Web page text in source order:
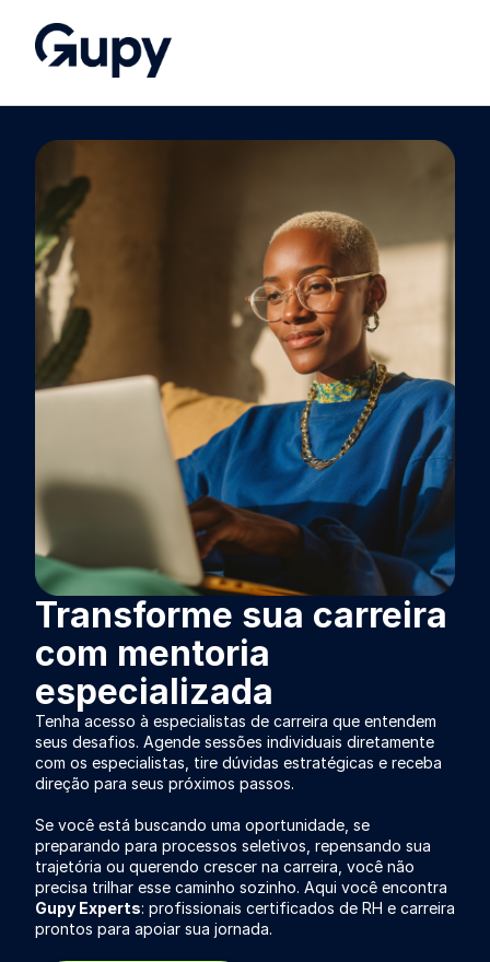
Transforme sua carreira
com mentoria
especializada
Tenha acesso à especialistas de carreira que entendem
seus desafios. Agende sessões individuais diretamente
com os especialistas, tire dúvidas estratégicas e receba
direção para seus próximos passos.
Se você está buscando uma oportunidade, se
preparando para processos seletivos, repensando sua
trajetória ou querendo crescer na carreira, você não
precisa trilhar esse caminho sozinho. Aqui você encontra
Gupy Experts: profissionais certificados de RH e carreira
prontos para apoiar sua jornada.